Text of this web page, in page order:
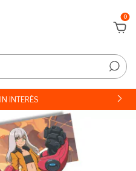
0
INTERÉS